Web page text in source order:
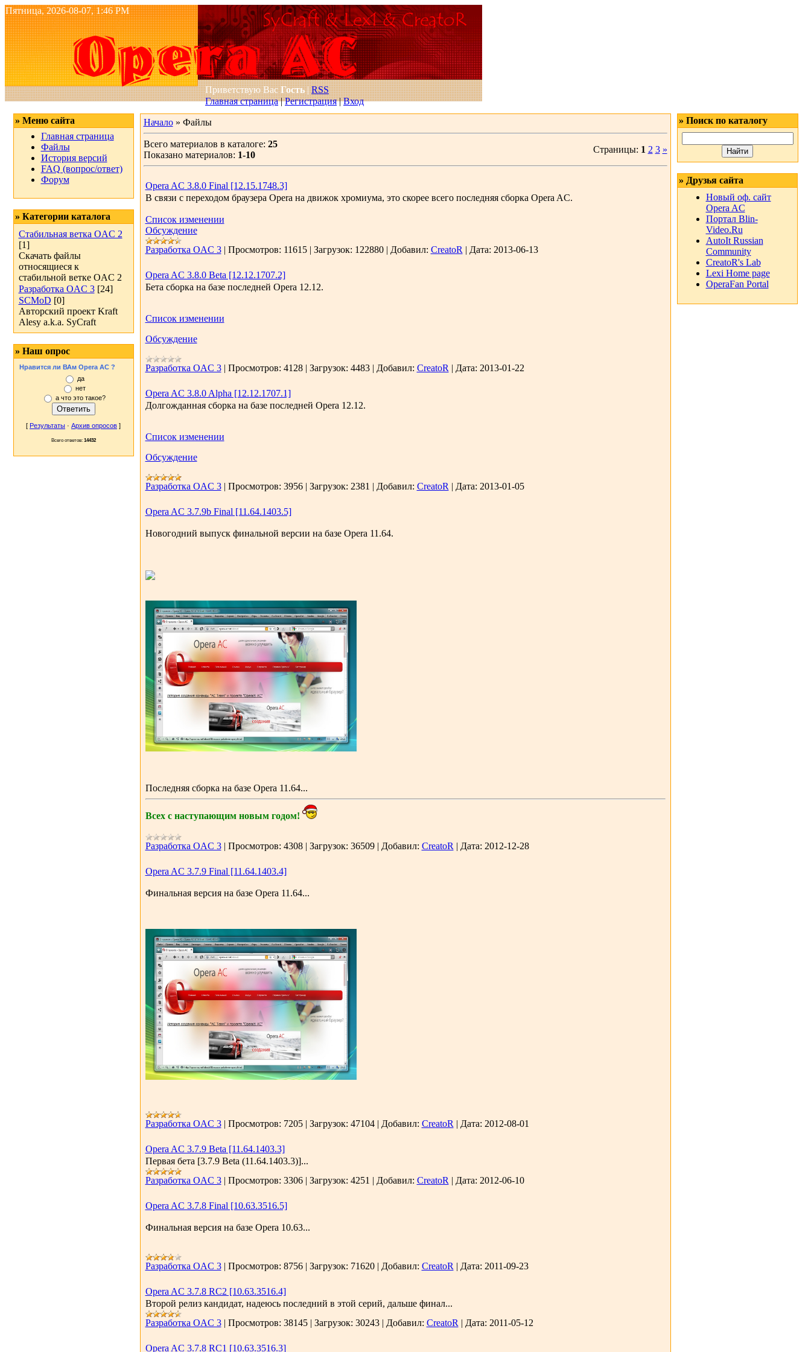
Пятница, 2026-08-07, 1:46 PM
Приветствую ВасГость|RSS
Главная страница|Регистрация|Вход
» Меню сайта
Главная страница
Файлы
История версий
FAQ (вопрос/ответ)
Форум
» Категории каталога
Стабильная ветка OAC 2
[1]
Скачать файлы
относящиеся к
стабильной ветке OAC 2
Разработка OAC 3 [24]
SCMoD [0]
Авторский проект Kraft
Alesy a.k.a. SyCraft
» Наш опрос
Нравится ли ВАм Opera AC ?
да
нет
а что это такое?
[ Результаты · Архив опросов ]
Всего ответов: 14432
Начало» Файлы
Всего материалов в каталоге: 25
Показано материалов: 1-10
Страницы: 1 2 3 »
Opera AC 3.8.0 Final [12.15.1748.3]
В связи с переходом браузера Opera на движок хромиума, это скорее всего последняя сборка Opera AC.
Список изменении
Обсуждение
Разработка OAC 3| Просмотров: 11615| Загрузок: 122880| Добавил: CreatoR | Дата: 2013-06-13
Opera AC 3.8.0 Beta [12.12.1707.2]
Бета сборка на базе последней Opera 12.12.
Список изменении
Обсуждение
Разработка OAC 3| Просмотров: 4128| Загрузок: 4483| Добавил: CreatoR | Дата: 2013-01-22
Opera AC 3.8.0 Alpha [12.12.1707.1]
Долгожданная сборка на базе последней Opera 12.12.
Список изменении
Обсуждение
Разработка OAC 3| Просмотров: 3956| Загрузок: 2381 | Добавил: CreatoR | Дата: 2013-01-05
Opera AC 3.7.9b Final [11.64.1403.5]
Новогодний выпуск финальной версии на базе Opera 11.64.
Последняя сборка на базе Opera 11.64...
Всех с наступающим новым годом!
Разработка OAC 3| Просмотров: 4308| Загрузок: 36509| Добавил: CreatoR | Дата: 2012-12-28
Opera AC 3.7.9 Final [11.64.1403.4]
Финальная версия на базе Opera 11.64...
Разработка OAC 3| Просмотров: 7205| Загрузок: 47104| Добавил: CreatoR | Дата: 2012-08-01
Opera AC 3.7.9 Beta [11.64.1403.3]
Первая бета [3.7.9 Beta (11.64.1403.3)]...
Разработка OAC 3| Просмотров: 3306| Загрузок: 4251 | Добавил: CreatoR | Дата: 2012-06-10
Opera AC 3.7.8 Final [10.63.3516.5]
Финальная версия на базе Opera 10.63...
Разработка OAC 3| Просмотров: 8756| Загрузок: 71620| Добавил: CreatoR | Дата: 2011-09-23
Opera AC 3.7.8 RC2 [10.63.3516.4]
Второй релиз кандидат, надеюсь последний в этой серий, дальше финал...
Разработка OAC 3| Просмотров: 38145| Загрузок: 30243| Добавил: CreatoR | Дата: 2011-05-12
Opera AC 3.7.8 RC1 [10.63.3516.3]
» Поиск по каталогу
» Друзья сайта
Новый оф. сайт
Opera AC
Портал Blin-
Video.Ru
AutoIt Russian
Community
CreatoR's Lab
Lexi Home page
OperaFan Portal